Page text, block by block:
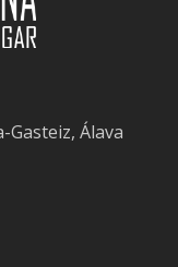
Gasteiz, Álava